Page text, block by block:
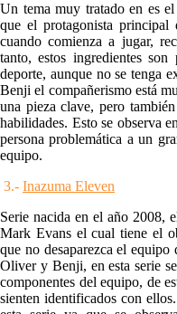
Un tema muy tratado en es
que el protagonista
cuando comienza a jugar,
tanto, estos ingredientes
deporte, aunque no se tenga
Benji el compañerismo está
una pieza clave, pero
habilidades. Esto se observa
persona problemática a un
equipo.
3.- Inazuma Eleven
Serie nacida en el año 2008,
Mark Evans el cual tiene el
que no desaparezca el
Oliver y Benji, en esta serie
componentes del equipo, de
sienten identificados con